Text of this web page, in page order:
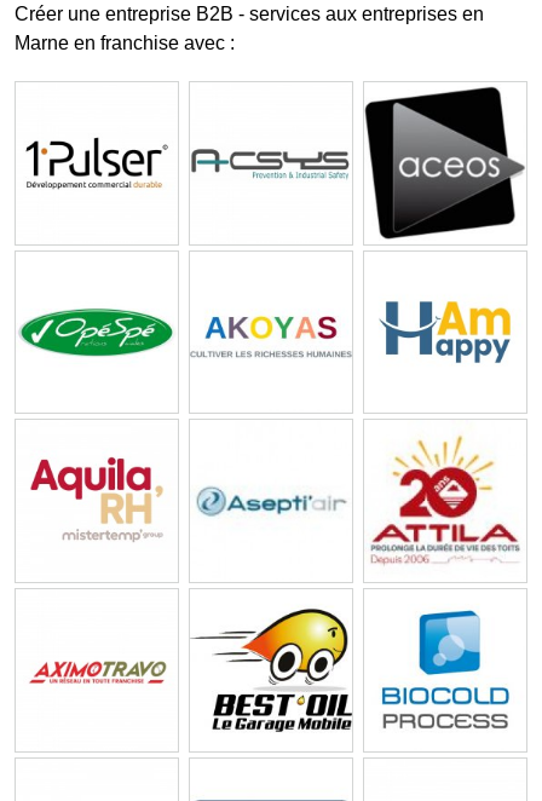
Créer une entreprise B2B - services aux entreprises en
Marne en franchise avec :